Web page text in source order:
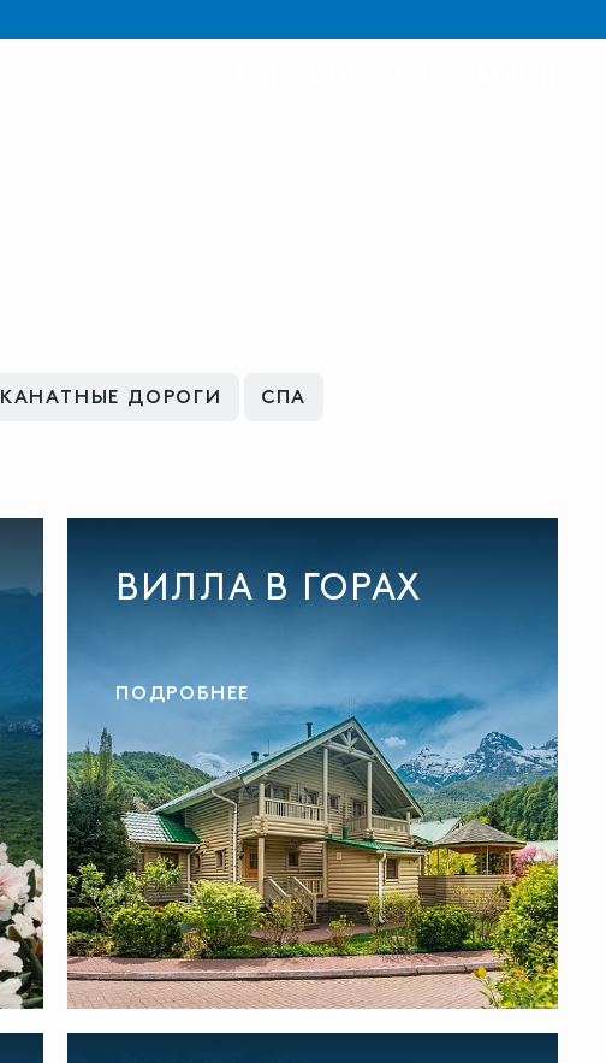
КАНАТНЫЕ ДОРОГИ СПА
ВИЛЛА В ГОРАХ
ПОДРОБНЕЕ